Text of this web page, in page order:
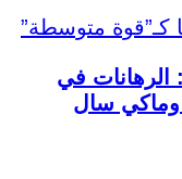
الرهانات في
وماكي سال